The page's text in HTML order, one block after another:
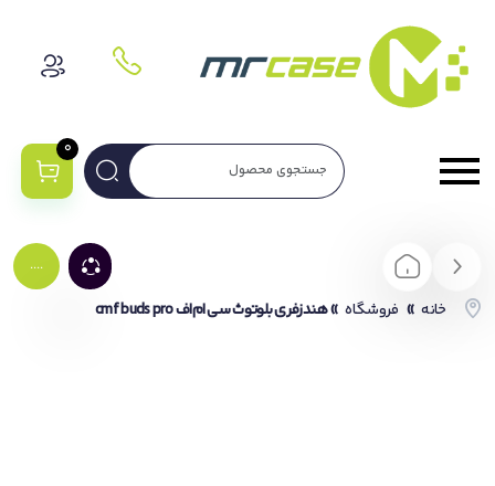
0
....
خانه » فروشگاه »هندزفری بلوتوث سی ام‌اف cmf buds pro